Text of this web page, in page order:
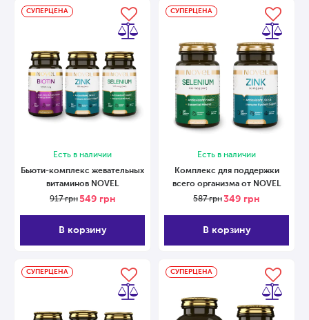
СУПЕРЦЕНА
Есть в наличии
Бьюти-комплекс жевательных
витаминов NOVEL
917грн 549 грн
В корзину
СУПЕРЦЕНА
Есть в наличии
Комплекс для поддержки
всего организма от NOVEL
587грн349 грн
В корзину
СУПЕРЦЕНА СУПЕРЦЕНА